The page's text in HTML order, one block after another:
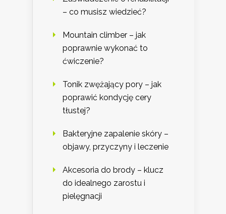
– co musisz wiedzieć?
Mountain climber – jak
poprawnie wykonać to
ćwiczenie?
Tonik zwężający pory – jak
poprawić kondycję cery
tłustej?
Bakteryjne zapalenie skóry –
objawy, przyczyny i leczenie
Akcesoria do brody – klucz
do idealnego zarostu i
pielęgnacji